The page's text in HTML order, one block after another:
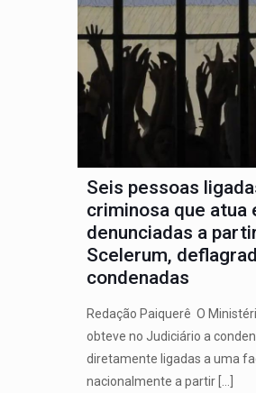
Seis pessoas
criminosa que atua
denunciadas a
Scelerum,
condenadas
Redação Paiquerê O
obteve no Judiciário a
diretamente ligadas a uma
nacionalmente a partir[…]